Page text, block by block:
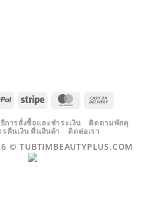
PAYPALSTRIPE MASTERCARD
DELIVERY
การสั่งซื้อและชำระเงิน
ติดตามพัสดุ
รคืนเงิน คืนสินค้า
ติดต่อเรา
©TUBTIMBEAUTYPLUS.COM